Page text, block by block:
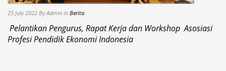
25 July 2022 By Admin in Berita
Pelantikan Pengurus, Rapat Kerja dan Workshop Asosiasi
Profesi Pendidik Ekonomi Indonesia